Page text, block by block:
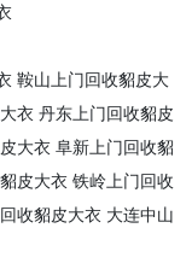
鞍山上门回收貂皮大
衣 丹东上门回收貂皮
大衣 阜新上门回收貂
皮大衣 铁岭上门回收
收貂皮大衣 大连中山